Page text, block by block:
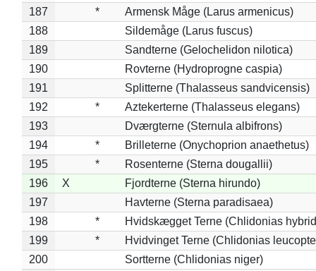
187
*
Armensk Måge (Larus armenicus)
188
Sildemåge (Larus fuscus)
189
Sandterne (Gelochelidon nilotica)
190
Rovterne (Hydroprogne caspia)
191
Splitterne (Thalasseus sandvicensis)
192
*
Aztekerterne (Thalasseus elegans)
193
Dværgterne (Sternula albifrons)
194
*
Brilleterne (Onychoprion anaethetus)
195
*
Rosenterne (Sterna dougallii)
196
X
Fjordterne (Sterna hirundo)
197
Havterne (Sterna paradisaea)
198
*
Hvidskægget Terne (Chlidonias
199
*
Hvidvinget Terne (Chlidonias
200
Sortterne (Chlidonias niger)